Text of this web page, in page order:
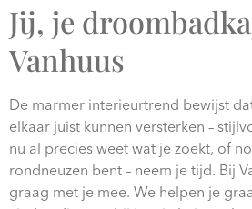
Jij, je
Vanhuus
De marmer interieurtrend bewijst
elkaar juist kunnen versterken –
nu al precies weet wat je zoekt, of
rondneuzen bent – neem je tijd. Bij
graag met je mee. We helpen je